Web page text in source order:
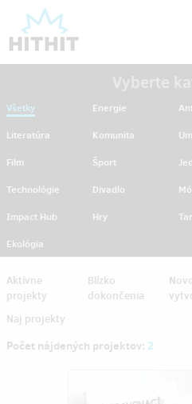
Všetky Energie
Literatúra
Komunita
Film
Šport
Technológie
Divadlo
Impact Hub
Hry
Ekológia
Aktívne
projekty
Blízko
dokončenia
Naj projekty
Počet nájdených projektov: 2